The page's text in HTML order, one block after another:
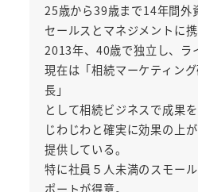
25歳から39歳まで14年間外
セールスとマネジメントに携
2013年、40歳で独立し、ラ
現在は「相続マーケティン
長」
として相続ビジネスで成果
じわじわと確実に効果の上
提供している。
特に社員５人未満のスモー